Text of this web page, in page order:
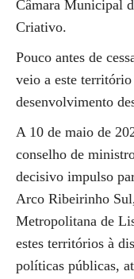
Câmara Municipal
Criativo.
Pouco antes de
veio a este
desenvolvimento
A 10 de maio de
conselho de
decisivo impulso
Arco Ribeirinho
Metropolitana de
estes territórios à
políticas públicas,